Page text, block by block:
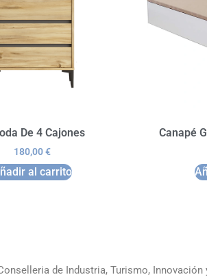
De 4 Cajones
180,00€
al carrito
Canapé
de Industria, Turismo,